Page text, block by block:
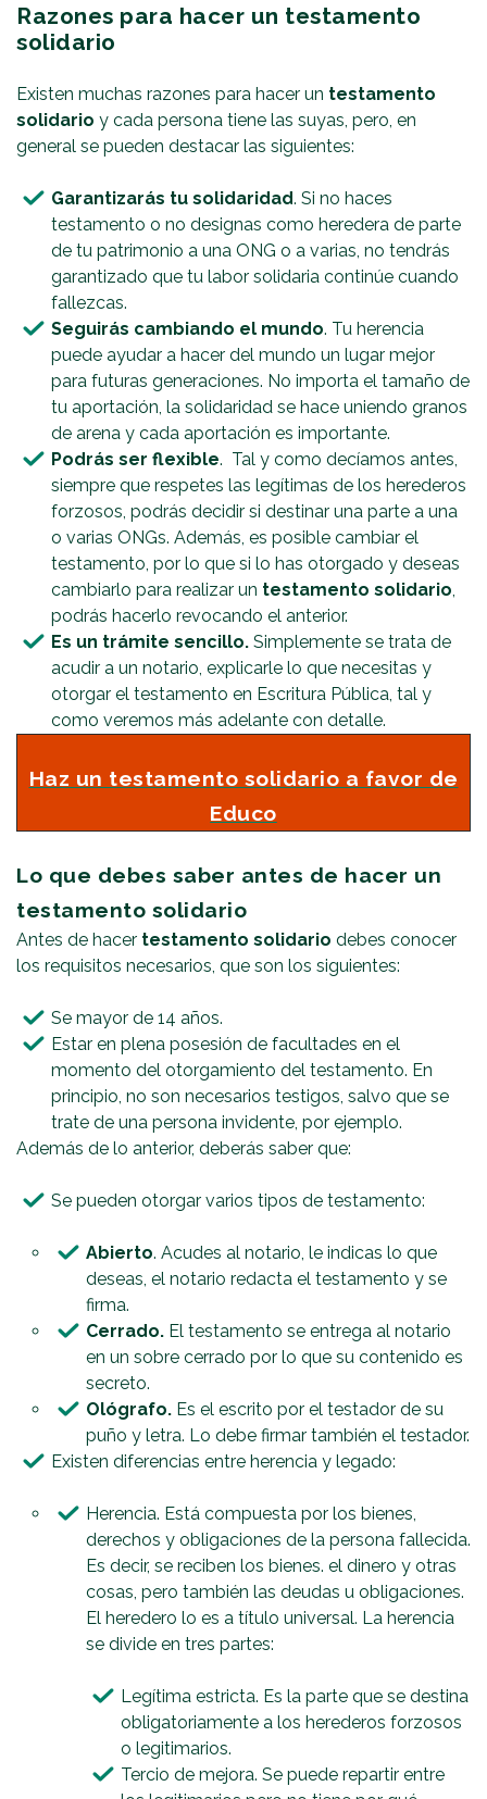
Razones para hacer un testamento
solidario
Existen muchas razones para hacer un testamento
solidario y cada persona tiene las suyas, pero, en
general se pueden destacar las siguientes:
Garantizarás tu solidaridad. Si no haces
testamento o no designas como heredera de parte
de tu patrimonio a una ONG o a varias, no tendrás
garantizado que tu labor solidaria continúe cuando
fallezcas.
Seguirás cambiando el mundo. Tu herencia
puede ayudar a hacer del mundo un lugar mejor
para futuras generaciones. No importa el tamaño de
tu aportación, la solidaridad se hace uniendo granos
de arena y cada aportación es importante.
Podrás ser flexible. Tal y como decíamos antes,
siempre que respetes las legítimas de los herederos
forzosos, podrás decidir si destinar una parte a una
o varias ONGs. Además, es posible cambiar el
testamento, por lo que si lo has otorgado y deseas
cambiarlo para realizar un testamento solidario
podrás hacerlo revocando el anterior.
Es un trámite sencillo. Simplemente se trata de
acudir a un notario, explicarle lo que necesitas y
otorgar el testamento en Escritura Pública, tal y
como veremos más adelante con detalle.
Haz un testamento solidario a favor de
Educo​​
Lo que debes saber antes de hacer un
testamento solidario
Antes de hacer testamento solidario debes conocer
los requisitos necesarios, que son los siguientes:
Se mayor de 14 años.
Estar en plena posesión de facultades en el
momento del otorgamiento del testamento. En
principio, no son necesarios testigos, salvo que se
trate de una persona invidente, por ejemplo.
Además de lo anterior, deberás saber que:
Se pueden otorgar varios tipos de testamento:
Abierto. Acudes al notario, le indicas lo que
deseas, el notario redacta el testamento y se
firma.
Cerrado. El testamento se entrega al notario
en un sobre cerrado por lo que su contenido es
secreto.
Ológrafo. Es el escrito por el testador de su
puño y letra. Lo debe firmar también el testador.
Existen diferencias entre herencia y legado:
Herencia. Está compuesta por los bienes,
derechos y obligaciones de la persona fallecida.
Es decir, se reciben los bienes. el dinero y otras
cosas, pero también las deudas u obligaciones.
El heredero lo es a título universal. La herencia
se divide en tres partes:
Legítima estricta. Es la parte que se destina
obligatoriamente a los herederos forzosos
o legitimarios.
Tercio de mejora. Se puede repartir entre